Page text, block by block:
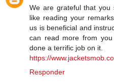
We are grateful that you
like reading your
us is beneficial and
can read more from
done a terrific job on it.
https://
Responder